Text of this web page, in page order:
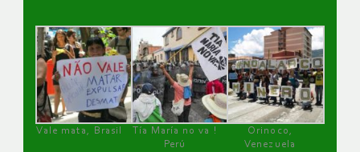
Vale mata, Brasil
Tía María no va !
Perú
Orinoco,
Venezuela